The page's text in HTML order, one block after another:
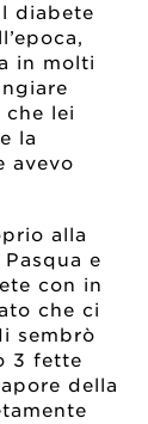
diabete
in molti
che lei
la
avevo
alla
e
con in
che ci
sembrò
3 fette
della